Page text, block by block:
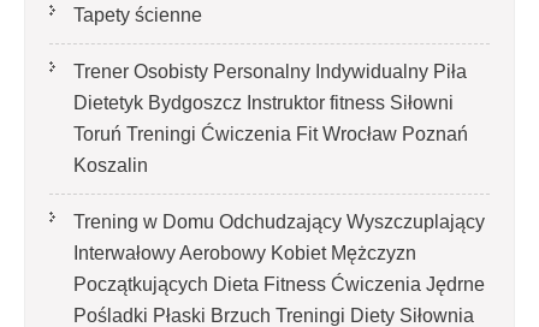
Tapety ścienne
Trener Osobisty Personalny Indywidualny Piła
Dietetyk Bydgoszcz Instruktor fitness Siłowni
Toruń Treningi Ćwiczenia Fit Wrocław Poznań
Koszalin
Trening w Domu Odchudzający Wyszczuplający
Interwałowy Aerobowy Kobiet Mężczyzn
Początkujących Dieta Fitness Ćwiczenia Jędrne
Pośladki Płaski Brzuch Treningi Diety Siłownia